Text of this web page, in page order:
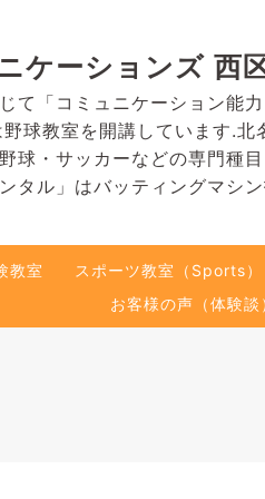
ケーションズ 西
て「コミュニケーション能
球教室を開講しています.
球・サッカーなどの専門種
タル」はバッティングマシ
教室
スポーツ教室（Sports）
お客様の声（体験談